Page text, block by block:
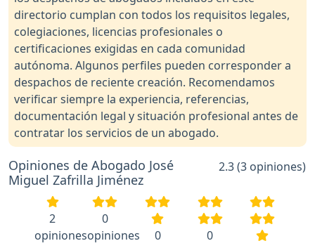
directorio cumplan con todos los requisitos legales,
colegiaciones, licencias profesionales o
certificaciones exigidas en cada comunidad
autónoma. Algunos perfiles pueden corresponder a
despachos de reciente creación. Recomendamos
verificar siempre la experiencia, referencias,
documentación legal y situación profesional antes de
contratar los servicios de un abogado.
Opiniones de Abogado José
Miguel Zafrilla Jiménez
2.3 (3 opiniones)
2
opiniones
0
opiniones
0
0